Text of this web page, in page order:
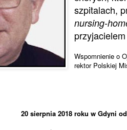
szpitalach,
nursing-
Wspomnienie o
rektor Polskiej
20 sierpnia 2018 roku w Gdyni